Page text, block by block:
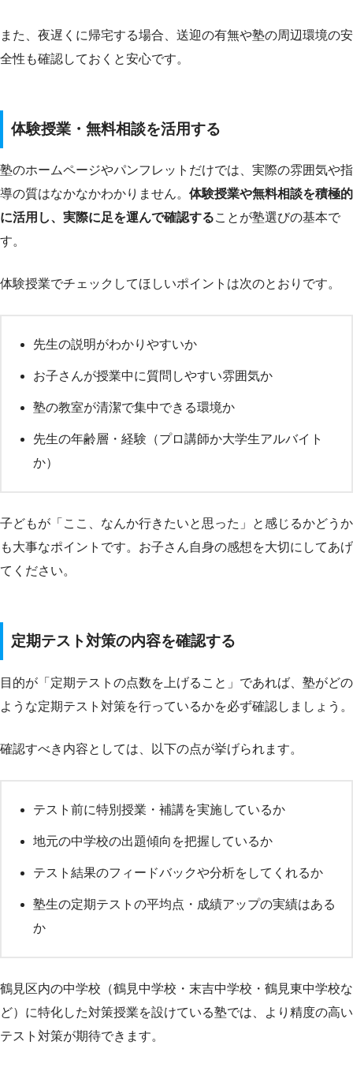
また、夜遅くに帰宅する場合、送迎の有無や塾の周辺環境の安
全性も確認しておくと安心です。
体験授業・無料相談を活用する
塾のホームページやパンフレットだけでは、実際の雰囲気や指
導の質はなかなかわかりません。 体験授業や無料相談を積極的
に活用し、実際に足を運んで確認することが塾選びの基本で
す。
体験授業でチェックしてほしいポイントは次のとおりです。
先生の説明がわかりやすいか
お子さんが授業中に質問しやすい雰囲気か
塾の教室が清潔で集中できる環境か
先生の年齢層・経験（プロ講師か大学生アルバイト
か）
子どもが「ここ、なんか行きたいと思った」と感じるかどうか
も大事なポイントです。お子さん自身の感想を大切にしてあげ
てください。
定期テスト対策の内容を確認する
目的が「定期テストの点数を上げること」であれば、塾がどの
ような定期テスト対策を行っているかを必ず確認しましょう。
確認すべき内容としては、以下の点が挙げられます。
テスト前に特別授業・補講を実施しているか
地元の中学校の出題傾向を把握しているか
テスト結果のフィードバックや分析をしてくれるか
塾生の定期テストの平均点・成績アップの実績はある
か
鶴見区内の中学校（鶴見中学校・末吉中学校・鶴見東中学校な
ど）に特化した対策授業を設けている塾では、より精度の高い
テスト対策が期待できます。